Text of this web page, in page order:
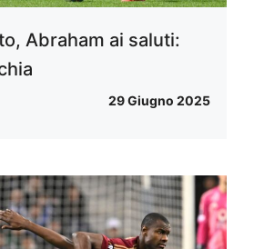
Abraham ai saluti:
29 Giugno 2025